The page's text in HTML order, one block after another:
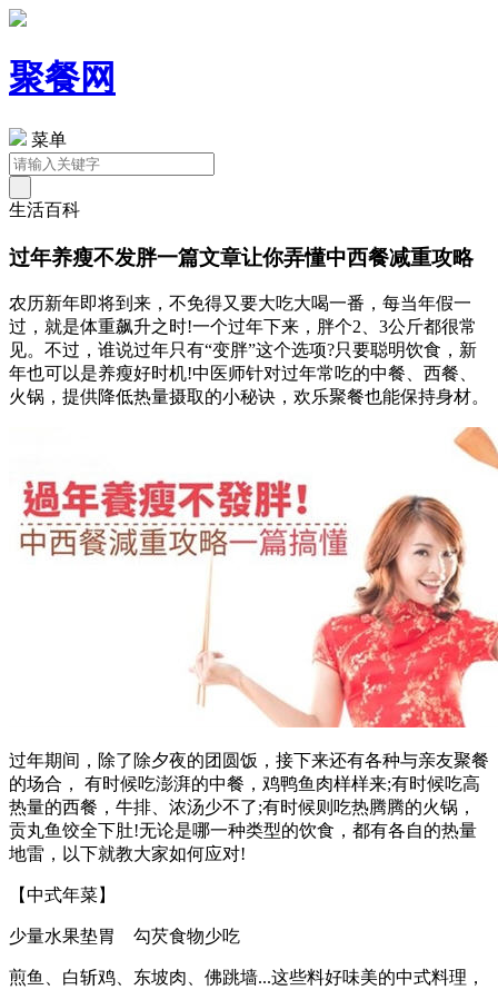
聚餐网
菜单
生活百科
过年养瘦不发胖一篇文章让你弄懂中西餐减重攻略
农历新年即将到来，不免得又要大吃大喝一番，每当年假一
过，就是体重飙升之时!一个过年下来，胖个2、3公斤都很常
见。不过，谁说过年只有“变胖”这个选项?只要聪明饮食，新
年也可以是养瘦好时机!中医师针对过年常吃的中餐、西餐、
火锅，提供降低热量摄取的小秘诀，欢乐聚餐也能保持身材。
过年期间，除了除夕夜的团圆饭，接下来还有各种与亲友聚餐
的场合， 有时候吃澎湃的中餐，鸡鸭鱼肉样样来;有时候吃高
热量的西餐，牛排、浓汤少不了;有时候则吃热腾腾的火锅，
贡丸鱼饺全下肚!无论是哪一种类型的饮食，都有各自的热量
地雷，以下就教大家如何应对!
【中式年菜】
少量水果垫胃 勾芡食物少吃
煎鱼、白斩鸡、东坡肉、佛跳墙...这些料好味美的中式料理，